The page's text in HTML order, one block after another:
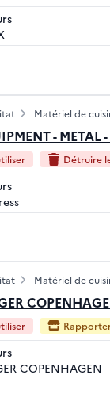
Matériel de
-
Détruire
Matériel de
COPENHAGEN